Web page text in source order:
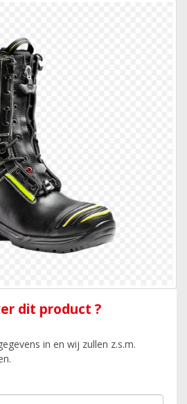
dit product ?
in en wij zullen z.s.m.